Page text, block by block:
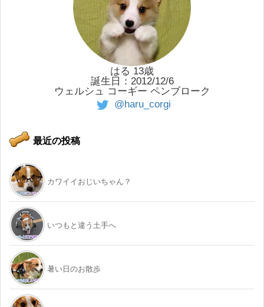
はる 13歳
誕生日：2012/12/6
ウェルシュ コーギー ペンブローク
@haru_corgi
最近の投稿
カワイイおじいちゃん？
いつもと違う土手へ
暑い日のお散歩